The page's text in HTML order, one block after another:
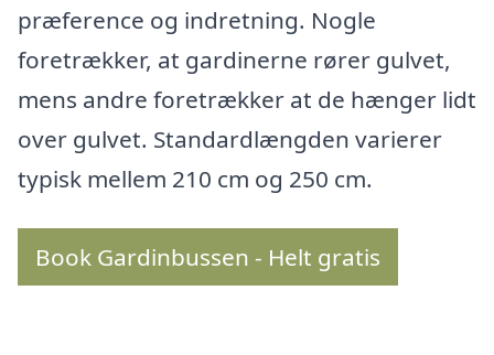
præference og indretning. Nogle
foretrækker, at gardinerne rører gulvet,
mens andre foretrækker at de hænger lidt
over gulvet. Standardlængden varierer
typisk mellem 210 cm og 250 cm.
Book Gardinbussen - Helt gratis